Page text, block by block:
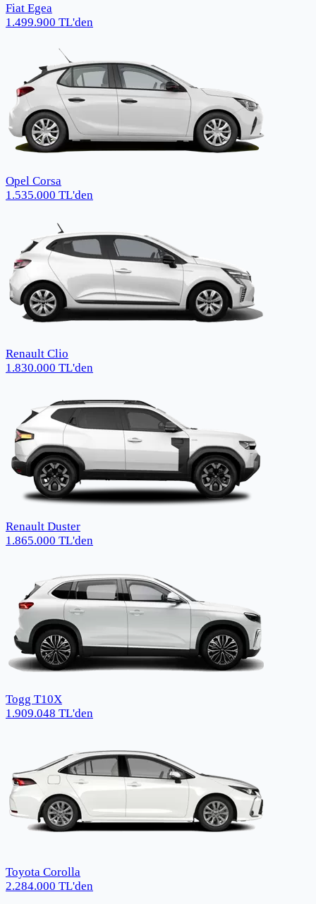
Fiat Egea
1.499.900 TL'den
Opel Corsa
1.535.000 TL'den
Renault Clio
1.830.000 TL'den
Renault Duster
1.865.000 TL'den
Togg T10X
1.909.048 TL'den
Toyota Corolla
2.284.000 TL'den